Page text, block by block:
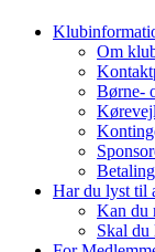
Om
Børne-
Har du lyst til
Kan du
Skal du